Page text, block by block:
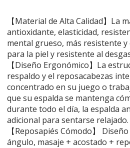
【Material de Alta Calidad】La
antioxidante, elasticidad,
mental grueso, más resistente
para la piel y resistente al
【Diseño Ergonómico】La
respaldo y el reposacabezas
concentrado en su juego o
que su espalda se mantenga
durante todo el día, la espalda
adicional para sentarse relajado.
【Reposapiés Cómodo】
ángulo, masaje + acostado +